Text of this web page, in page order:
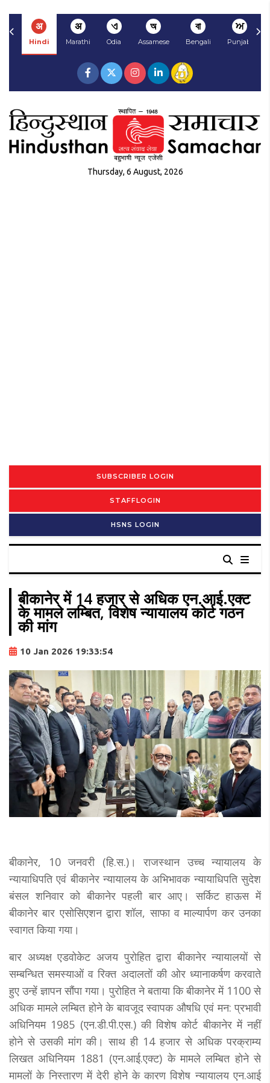
अ
Hindi
अ
Marathi
ଏ
Odia
অ
Assamese
বা
Bengali
ਅ
Punjabi
Thursday, 6 August, 2026
SUBSCRIBER LOGIN
STAFFLOGIN
HSNS LOGIN
बीकानेर में 14 हजार से अधिक एन.आई.एक्ट
के मामले लम्बित, विशेष न्यायालय कोर्ट गठन
की मांग
10 Jan 2026 19:33:54
बीकानेर, 10 जनवरी (हि.स.)। राजस्थान उच्च न्यायालय के
न्यायाधिपति एवं बीकानेर न्यायालय के अभिभावक न्यायाधिपति सुदेश
बंसल शनिवार को बीकानेर पहली बार आए। सर्किट हाऊस में
बीकानेर बार एसोसिएशन द्वारा शॉल, साफा व माल्यार्पण कर उनका
स्वागत किया गया।
बार अध्यक्ष एडवोकेट अजय पुरोहित द्वारा बीकानेर न्यायालयों से
सम्बन्धित समस्याओं व रिक्त अदालतों की ओर ध्यानाकर्षण करवाते
हुए उन्हें ज्ञापन सौंपा गया। पुरोहित ने बताया कि बीकानेर में 1100 से
अधिक मामले लम्बित होने के बावजूद स्वापक औषधि एवं मन: प्रभावी
अधिनियम 1985 (एन.डी.पी.एस.) की विशेष कोर्ट बीकानेर में नहीं
होने से उसकी मांग की। साथ ही 14 हजार से अधिक परक्राम्य
लिखत अधिनियम 1881 (एन.आई.एक्ट) के मामले लम्बित होने से
मामलों के निस्तारण में देरी होने के कारण विशेष न्यायालय एन.आई